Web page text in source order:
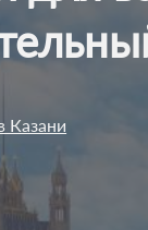
Казани